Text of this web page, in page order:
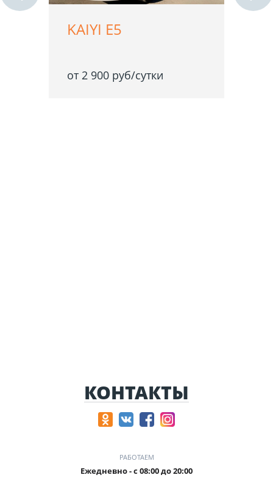
KAIYI E5
от 2 900 руб/сутки
КОНТАКТЫ
РАБОТАЕМ
Ежедневно - с 08:00 до 20:00